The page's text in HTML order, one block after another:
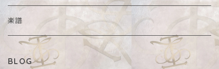
楽譜
BLOG